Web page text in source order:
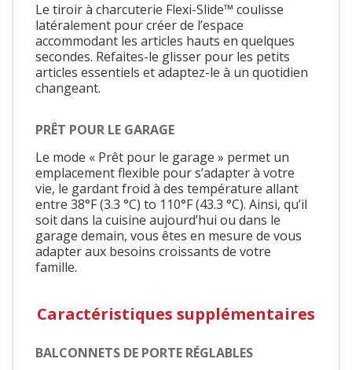
Le tiroir à charcuterie Flexi-Slide™ coulisse
latéralement pour créer de l’espace
accommodant les articles hauts en quelques
secondes. Refaites-le glisser pour les petits
articles essentiels et adaptez-le à un quotidien
changeant.
PRÊT POUR LE GARAGE
Le mode « Prêt pour le garage » permet un
emplacement flexible pour s’adapter à votre
vie, le gardant froid à des température allant
entre 38°F (3.3 °C) to 110°F (43.3 °C). Ainsi, qu’il
soit dans la cuisine aujourd’hui ou dans le
garage demain, vous êtes en mesure de vous
adapter aux besoins croissants de votre
famille.
Caractéristiques supplémentaires
BALCONNETS DE PORTE RÉGLABLES